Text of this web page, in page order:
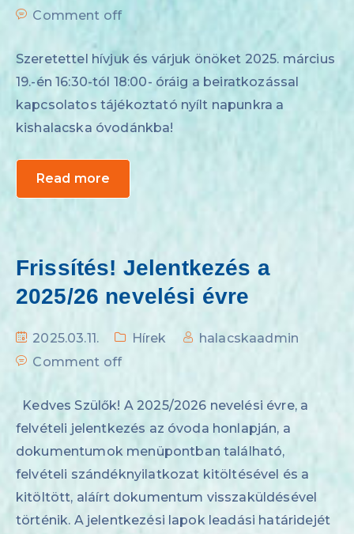
Comment off
Szeretettel hívjuk és várjuk önöket 2025. március
19.-én 16:30-tól 18:00- óráig a beiratkozással
kapcsolatos tájékoztató nyílt napunkra a
kishalacska óvodánkba!
Read more
Frissítés! Jelentkezés a
2025/26 nevelési évre
2025.03.11. Hírek
halacskaadmin
Comment off
Kedves Szülők! A 2025/2026 nevelési évre, a
felvételi jelentkezés az óvoda honlapján, a
dokumentumok menüpontban található,
felvételi szándéknyilatkozat kitöltésével és a
kitöltött, aláírt dokumentum visszaküldésével
történik. A jelentkezési lapok leadási határidejét